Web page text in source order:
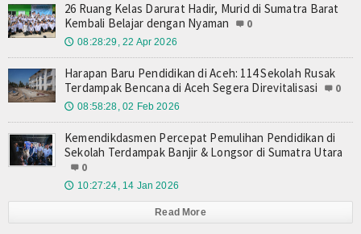
26 Ruang Kelas Darurat Hadir, Murid di Sumatra Barat
Kembali Belajar dengan Nyaman
0
🕔 08:28:29, 22 Apr 2026
Harapan Baru Pendidikan di Aceh: 114 Sekolah Rusak
Terdampak Bencana di Aceh Segera Direvitalisasi
0
🕔 08:58:28, 02 Feb 2026
Kemendikdasmen Percepat Pemulihan Pendidikan di
Sekolah Terdampak Banjir & Longsor di Sumatra Utara
0
🕔 10:27:24, 14 Jan 2026
Read More